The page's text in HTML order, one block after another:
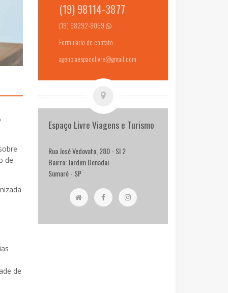
de
de
(19) 98114-3877
(19) 98292-8059
Formulário de contato
agenciaespacolivre@gmail.com
Espaço Livre Viagens e Turismo
Rua José Vedovato, 280 - Sl 2
Bairro: Jardim Denadai
Sumaré - SP